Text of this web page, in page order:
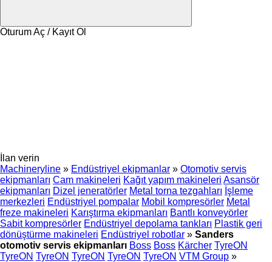
Oturum Aç / Kayıt Ol
İlan verin
Machineryline » Endüstriyel ekipmanlar » Otomotiv servis
ekipmanları Cam makineleri Kağıt yapım makineleri Asansör
ekipmanları Dizel jeneratörler Metal torna tezgahları İşleme
merkezleri Endüstriyel pompalar Mobil kompresörler Metal
freze makineleri Karıştırma ekipmanları Bantlı konveyörler
Sabit kompresörler Endüstriyel depolama tankları Plastik geri
dönüştürme makineleri Endüstriyel robotlar » Sanders
otomotiv servis ekipmanları Boss Boss Kärcher TyreON
TyreON TyreON TyreON TyreON TyreON VTM Group »